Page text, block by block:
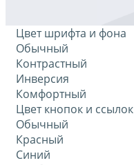
Цвет шрифта и фона
Обычный
Контрастный
Инверсия
Комфортный
Цвет кнопок и ссылок
Обычный
Красный
Синий